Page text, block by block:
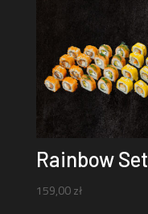
Rainbow Set
159,00zł